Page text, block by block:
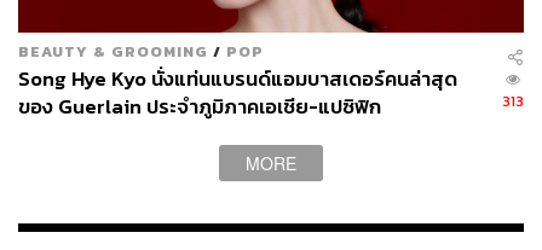
BEAUTY & GROOMING / POP
Song Hye Kyo นั่งแท่นแบรนด์แอมบาสเดอร์คนล่าสุด
ของ Guerlain ประจำภูมิภาคเอเชีย-แปซิฟิก
313
MORE